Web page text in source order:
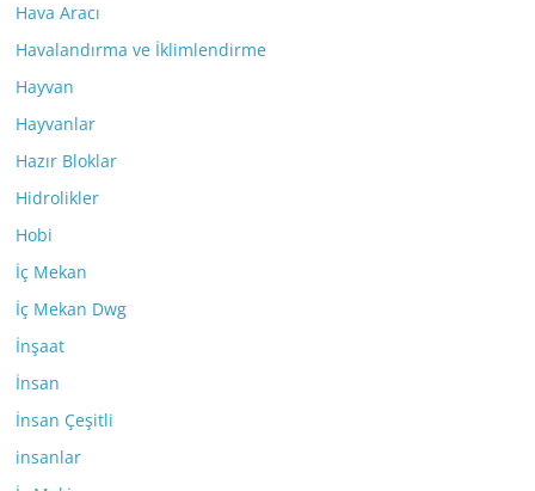
Hava Aracı
Havalandırma ve İklimlendirme
Hayvan
Hayvanlar
Hazır Bloklar
Hidrolikler
Hobi
İç Mekan
İç Mekan Dwg
İnşaat
İnsan
İnsan Çeşitli
insanlar